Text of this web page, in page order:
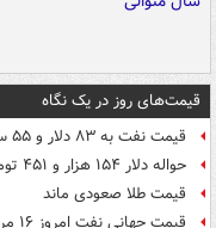
قیمت‌های روز در یک نگاه
قیمت نفت به ۸۳ دلار و ۵۵ سنت در هر بشکه رسید
حواله دلار ۱۵۴ هزار و ۴۵۱ تومان شد
قیمت طلا صعودی ماند
قیمت جهانی نفت امروز ۱۶ مرداد